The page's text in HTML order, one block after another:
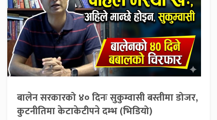
बालेन सरकारको ४० दिनः सुकुम्वासी बस्तीमा डोजर,
कुटनीतिमा केटाकेटीपने दम्भ (भिडियो)